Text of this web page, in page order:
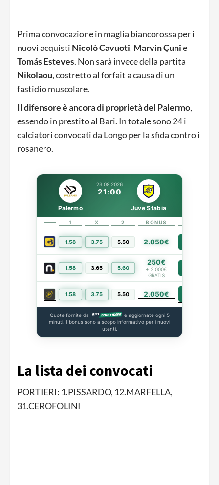
Prima convocazione in maglia biancorossa per i
nuovi acquisti Nicolò Cavuoti, Marvin Çunie
Tomás Esteves. Non sarà invece della partita
Nikolaou, costretto al forfait a causa di un
fastidio muscolare.
Il difensore è ancora di proprietà del Palermo,
essendo in prestito al Bari. In totale sono 24 i
calciatori convocati da Longo per la sfida contro i
rosanero.
23.08.2026
21:00
Palermo Juve Stabia
1 X 2 BONUS
1.58 3.75 5.50 2.050€
1.58 3.65 5.60
250€
+ 2.000€
GRATIS
1.58 3.75 5.50 2.050€
Quote fornite da
e aggiornate ogni 5
minuti. I bonus sono a scopo informativo per i nuovi
utenti.
La lista dei convocati
PORTIERI: 1.PISSARDO, 12.MARFELLA,
31.CEROFOLINI